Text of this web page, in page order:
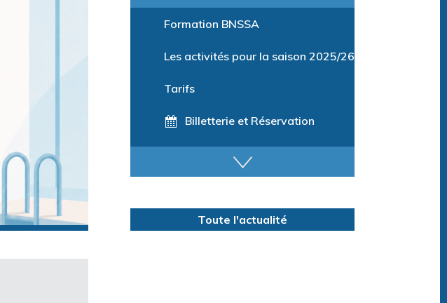
Parcours training
Horaires espace détente
Toute l'actualité